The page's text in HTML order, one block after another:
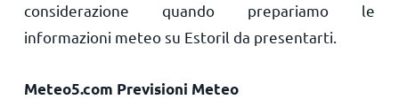
considerazione quando prepariamo le
informazioni meteo su Estoril da presentarti.
Meteo5.com Previsioni Meteo